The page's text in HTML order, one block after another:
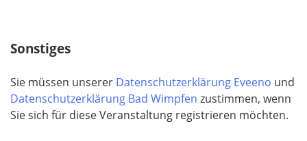
d
Sonstiges
Sie müssen unserer Datenschutzerklärung Eveeno und
Datenschutzerklärung Bad Wimpfen zustimmen, wenn
Sie sich für diese Veranstaltung registrieren möchten.